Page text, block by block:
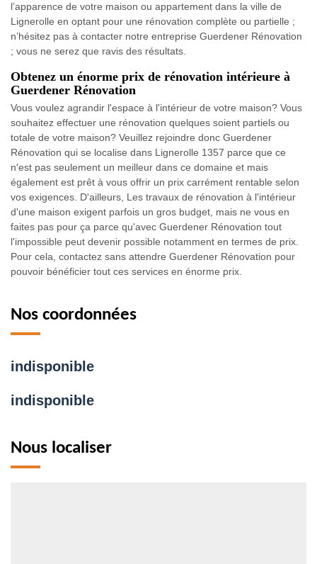
l’apparence de votre maison ou appartement dans la ville de
Lignerolle en optant pour une rénovation complète ou partielle ;
n’hésitez pas à contacter notre entreprise Guerdener Rénovation
; vous ne serez que ravis des résultats.
Obtenez un énorme prix de rénovation intérieure à
Guerdener Rénovation
Vous voulez agrandir l'espace à l'intérieur de votre maison? Vous
souhaitez effectuer une rénovation quelques soient partiels ou
totale de votre maison? Veuillez rejoindre donc Guerdener
Rénovation qui se localise dans Lignerolle 1357 parce que ce
n'est pas seulement un meilleur dans ce domaine et mais
également est prêt à vous offrir un prix carrément rentable selon
vos exigences. D'ailleurs, Les travaux de rénovation à l'intérieur
d'une maison exigent parfois un gros budget, mais ne vous en
faites pas pour ça parce qu'avec Guerdener Rénovation tout
l'impossible peut devenir possible notamment en termes de prix.
Pour cela, contactez sans attendre Guerdener Rénovation pour
pouvoir bénéficier tout ces services en énorme prix.
Nos coordonnées
indisponible
indisponible
Nous localiser